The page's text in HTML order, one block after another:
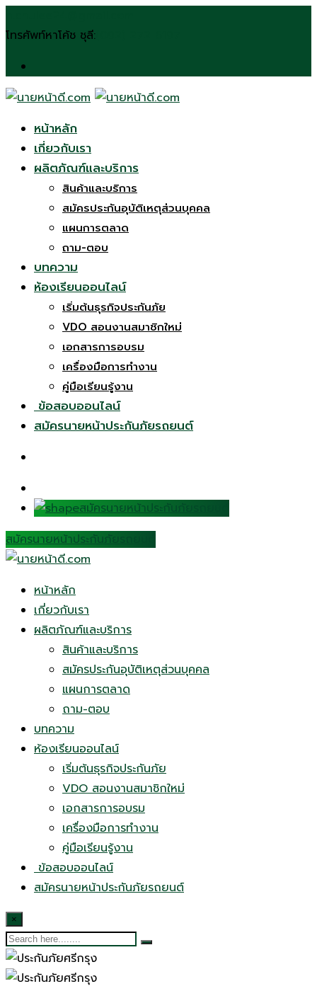
to
โทรศัพท์หาโค้ช ชุลี:
หน้าหลัก
เกี่ยวกับเรา
ผลิตภัณฑ์และบริการ
สินค้าและบริการ
สมัครประกันอุบัติเหตุส่วนบุคคล
แผนการตลาด
ถาม-ตอบ
บทความ
ห้องเรียนออนไลน์
เริ่มต้นธุรกิจประกันภัย
VDO สอนงานสมาชิกใหม่
เอกสารการอบรม
เครื่องมือการทำงาน
คู่มือเรียนรู้งาน
ข้อสอบออนไลน์
สมัครนายหน้าประกันภัยรถยนต์
สมัครนายหน้าประกันภัยรถยนต์
สมัครนายหน้าประกันภัยรถยนต์
หน้าหลัก
เกี่ยวกับเรา
ผลิตภัณฑ์และบริการ
สินค้าและบริการ
สมัครประกันอุบัติเหตุส่วนบุคคล
แผนการตลาด
ถาม-ตอบ
บทความ
ห้องเรียนออนไลน์
เริ่มต้นธุรกิจประกันภัย
VDO สอนงานสมาชิกใหม่
เอกสารการอบรม
เครื่องมือการทำงาน
คู่มือเรียนรู้งาน
ข้อสอบออนไลน์
สมัครนายหน้าประกันภัยรถยนต์
×